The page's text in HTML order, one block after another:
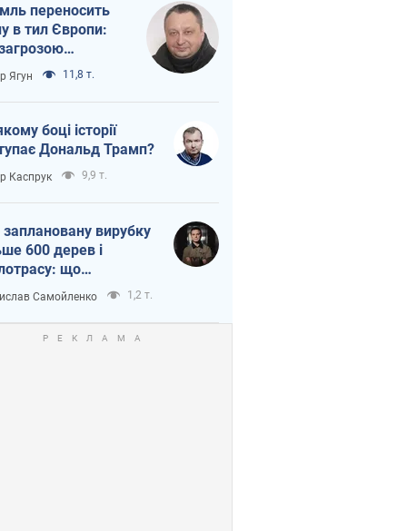
переносить
в тил Європи:
логістика
Ягун 11,8 т.
боці історії
Дональд Трамп?
Каспрук 9,9 т.
вирубку
600 дерев і
що
на Теремках
Самойленко 1,2 т.